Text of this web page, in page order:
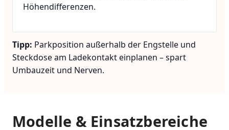
Höhendifferenzen.
Tipp: Parkposition außerhalb der Engstelle und
Steckdose am Ladekontakt einplanen – spart
Umbauzeit und Nerven.
Modelle & Einsatzbereiche